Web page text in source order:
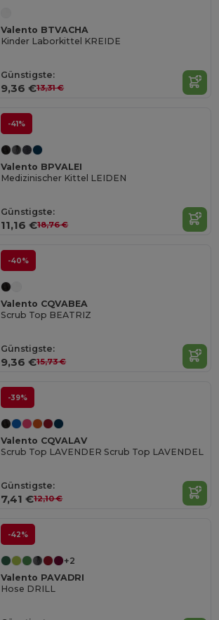
Valento BTVACHA
Kinder Laborkittel KREIDE
Günstigste:
9,36 €13,31 €
-41%
Valento BPVALEI
Medizinischer Kittel LEIDEN
Günstigste:
11,16 €18,76 €
-40%
Valento CQVABEA
Scrub Top BEATRIZ
Günstigste:
9,36 €15,73 €
-39%
Valento CQVALAV
Scrub Top LAVENDER Scrub Top LAVENDEL
Günstigste:
7,41 €12,10 €
-42%
+2
Valento PAVADRI
Hose DRILL